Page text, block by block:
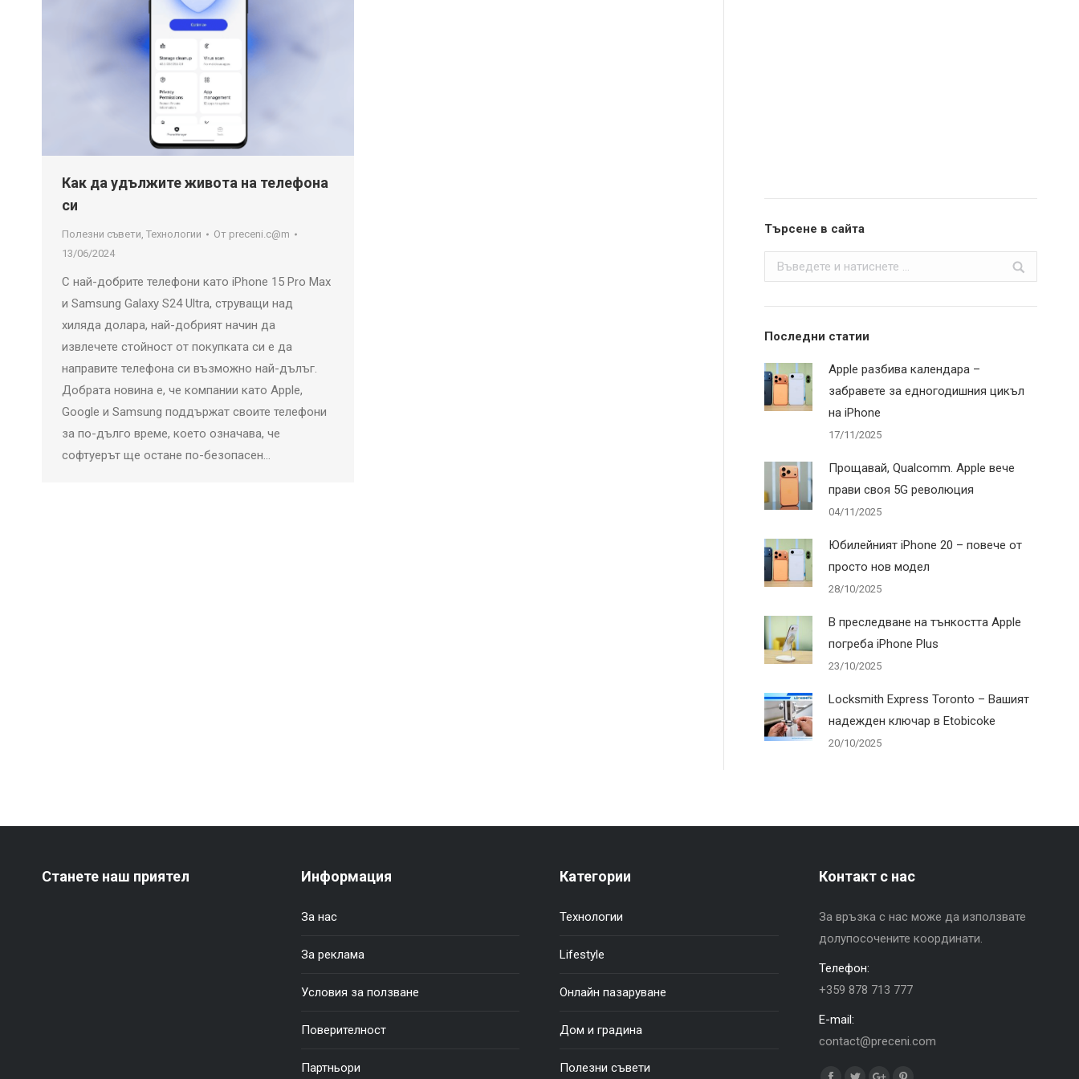
Как да удължите живота на телефона
си
Полезни съвети, Технологии От preceni.c@m
13/06/2024
С най-добрите телефони като iPhone 15 Pro Max
и Samsung Galaxy S24 Ultra, струващи над
хиляда долара, най-добрият начин да
извлечете стойност от покупката си е да
направите телефона си възможно най-дълъг.
Добрата новина е, че компании като Apple,
Google и Samsung поддържат своите телефони
за по-дълго време, което означава, че
софтуерът ще остане по-безопасен…
Търсене в сайта
Search:
Последни статии
Apple разбива календара –
забравете за едногодишния цикъл
на iPhone
17/11/2025
Прощавай, Qualcomm. Apple вече
прави своя 5G революция
04/11/2025
Юбилейният iPhone 20 – повече от
просто нов модел
28/10/2025
В преследване на тънкостта Apple
погреба iPhone Plus
23/10/2025
Locksmith Express Toronto – Вашият
надежден ключар в Etobicoke
20/10/2025
Станете наш приятел Информация
За нас
За реклама
Условия за ползване
Поверителност
Партньори
Категории
Технологии
Lifestyle
Онлайн пазаруване
Дом и градина
Полезни съвети
Контакт с нас
За връзка с нас може да използвате
долупосочените координати.
Телефон:
+359 878 713 777
E-mail:
contact@preceni.com
Find us on: